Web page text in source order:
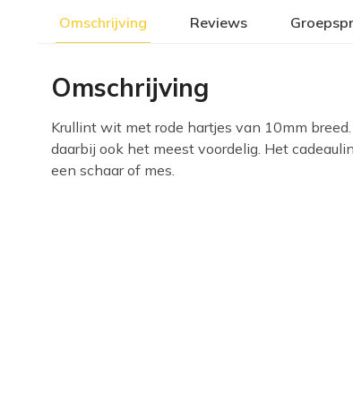
Omschrijving Reviews
Omschrijving
Krullint wit met rode hartjes van 10mm
daarbij ook het meest voordelig. Het
een schaar of mes.